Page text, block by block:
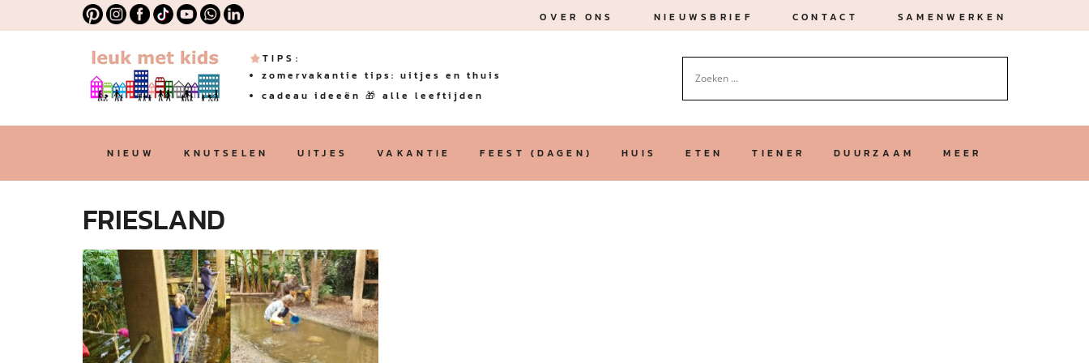
OVER ONS NIEUWSBRIEF CONTACT SAMENWERKEN
TIPS:
zomervakantie tips: uitjes en thuis
cadeau ideeën 🎁 alle leeftijden
NIEUW KNUTSELEN UITJES VAKANTIE FEEST (DAGEN) HUIS ETEN TIENER DUURZAAM MEER
FRIESLAND